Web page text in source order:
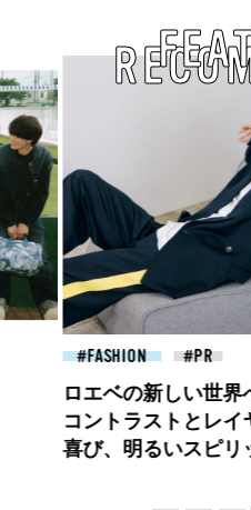
FASHION
高橋璃央と、ジュ
定番、ピンクゴール
な“SUMMER